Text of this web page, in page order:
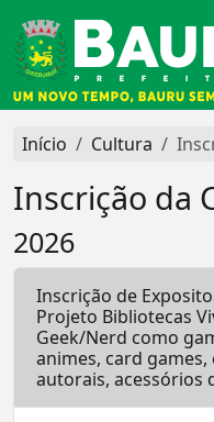
Início Cultura
Inscrição da
2026
Inscrição de
Projeto Bibliotecas
Geek/Nerd como
animes, card
autorais, acessórios